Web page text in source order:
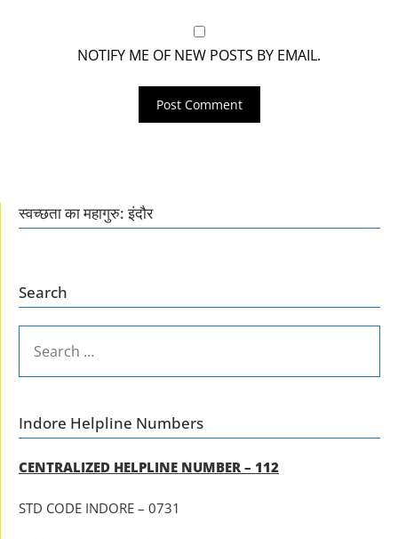
NOTIFY ME OF NEW POSTS BY EMAIL.
स्वच्छता का महागुरु: इंदौर
Search
FOR:
Indore Helpline Numbers
CENTRALIZED HELPLINE NUMBER – 112
STD CODE INDORE – 0731